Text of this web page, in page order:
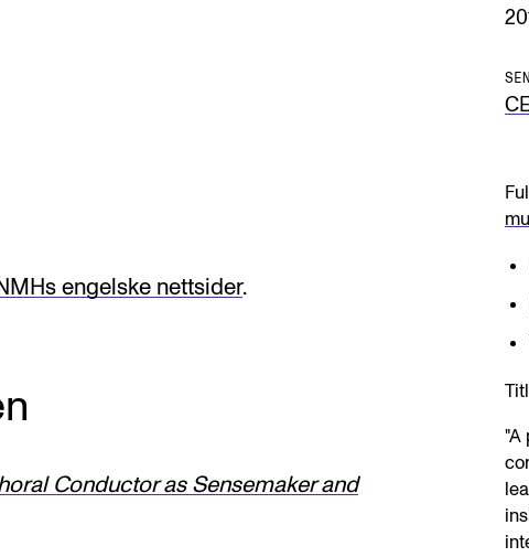
engelske nettsider.
Conductor as Sensemaker and
"A